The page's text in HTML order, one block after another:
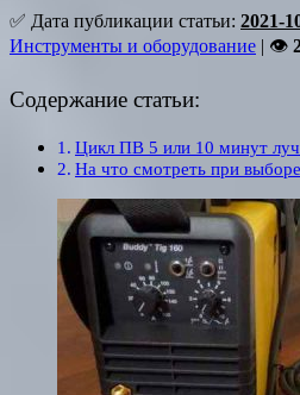
✅ Дата публикации статьи: 2021-
Инструменты и оборудование | 👁
Содержание статьи:
Цикл ПВ 5 или 10 минут
На что смотреть при